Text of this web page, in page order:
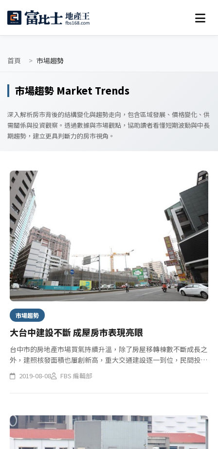
首頁 市場趨勢
市場趨勢 Market Trends
深入解析房市背後的結構變化與趨勢走向，包含區域發展、價格變化、供
需關係與投資觀察。透過數據與市場觀點，協助讀者看懂短期波動與中長
期趨勢，建立更具判斷力的房市視角。
市場趨勢
大台中建設不斷 成屋房市表現亮眼
台中市的房地產市場買氣持續升溫，除了房屋移轉棟數不斷成長之
外，建照核發面積也屢創新高，重大交通建設逐一到位，民間投資
不斷湧入，為大台中創造話題性，各個重劃區的生活機能將大幅提
升，各區房市都傳出捷報，吸引不少品牌建商、自住客甚至置產投
2019-08-08 FBS 編輯部